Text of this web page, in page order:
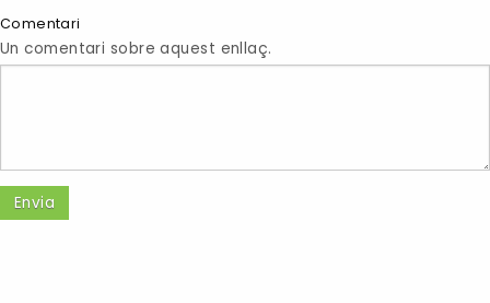
Comentari
Un comentari sobre aquest enllaç.